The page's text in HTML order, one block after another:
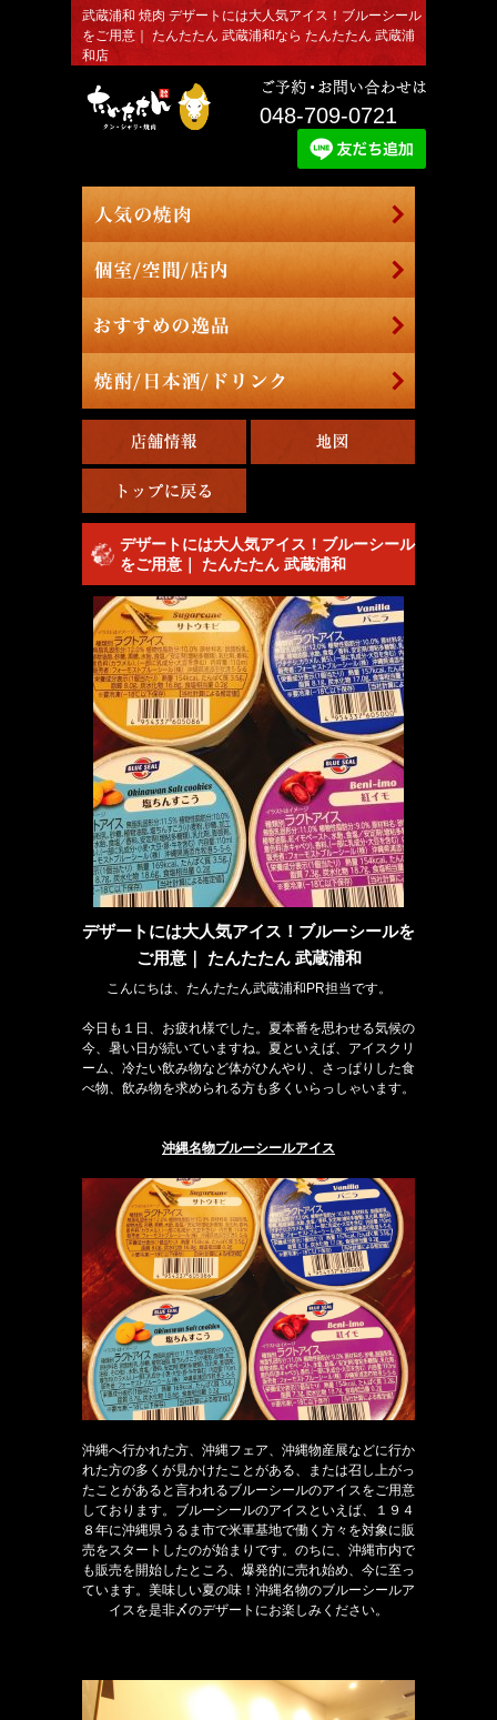
武蔵浦和 焼肉 デザートには大人気アイス！ブルーシール
をご用意｜ たんたたん 武蔵浦和なら たんたたん 武蔵浦
和店
048-709-0721
デザートには大人気アイス！ブルーシール
をご用意｜ たんたたん 武蔵浦和
デザートには大人気アイス！ブルーシールを
ご用意｜ たんたたん 武蔵浦和
こんにちは、たんたたん武蔵浦和PR担当です。
今日も１日、お疲れ様でした。夏本番を思わせる気候の
今、暑い日が続いていますね。夏といえば、アイスクリ
ーム、冷たい飲み物など体がひんやり、さっぱりした食
べ物、飲み物を求められる方も多くいらっしゃいます。
沖縄名物ブルーシールアイス
沖縄へ行かれた方、沖縄フェア、沖縄物産展などに行か
れた方の多くが見かけたことがある、または召し上がっ
たことがあると言われるブルーシールのアイスをご用意
しております。ブルーシールのアイスといえば、１９４
８年に沖縄県うるま市で米軍基地で働く方々を対象に販
売をスタートしたのが始まりです。のちに、沖縄市内で
も販売を開始したところ、爆発的に売れ始め、今に至っ
ています。美味しい夏の味！沖縄名物のブルーシールア
イスを是非〆のデザートにお楽しみください。